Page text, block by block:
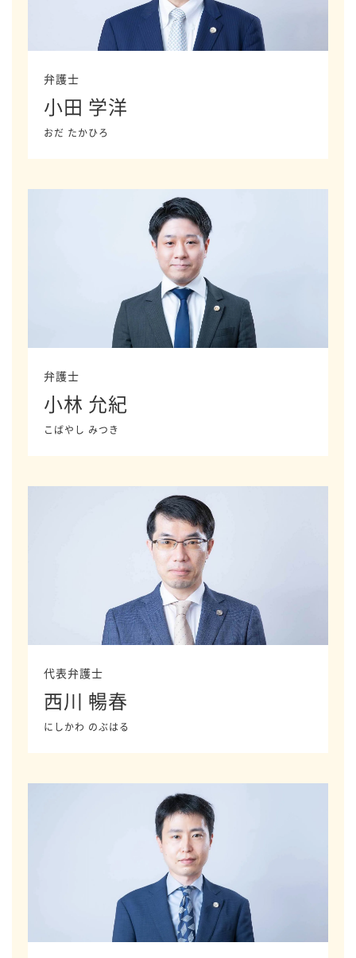
弁護士
小田 学洋
おだ たかひろ
弁護士
小林 允紀
こばやし みつき
代表弁護士
西川 暢春
にしかわ のぶはる